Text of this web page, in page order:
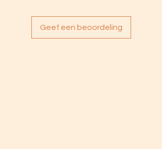
Geef een beoordeling